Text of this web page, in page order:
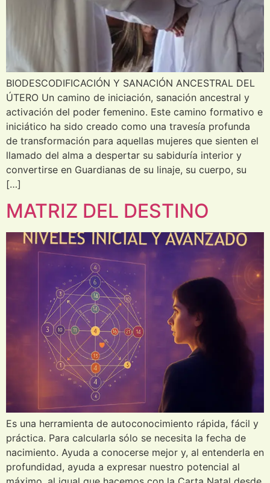
BIODESCODIFICACIÓN Y SANACIÓN ANCESTRAL DEL
ÚTERO Un camino de iniciación, sanación ancestral y
activación del poder femenino. Este camino formativo e
iniciático ha sido creado como una travesía profunda
de transformación para aquellas mujeres que sienten el
llamado del alma a despertar su sabiduría interior y
convertirse en Guardianas de su linaje, su cuerpo, su
[…]
MATRIZ DEL DESTINO
Es una herramienta de autoconocimiento rápida, fácil y
práctica. Para calcularla sólo se necesita la fecha de
nacimiento. Ayuda a conocerse mejor y, al entenderla en
profundidad, ayuda a expresar nuestro potencial al